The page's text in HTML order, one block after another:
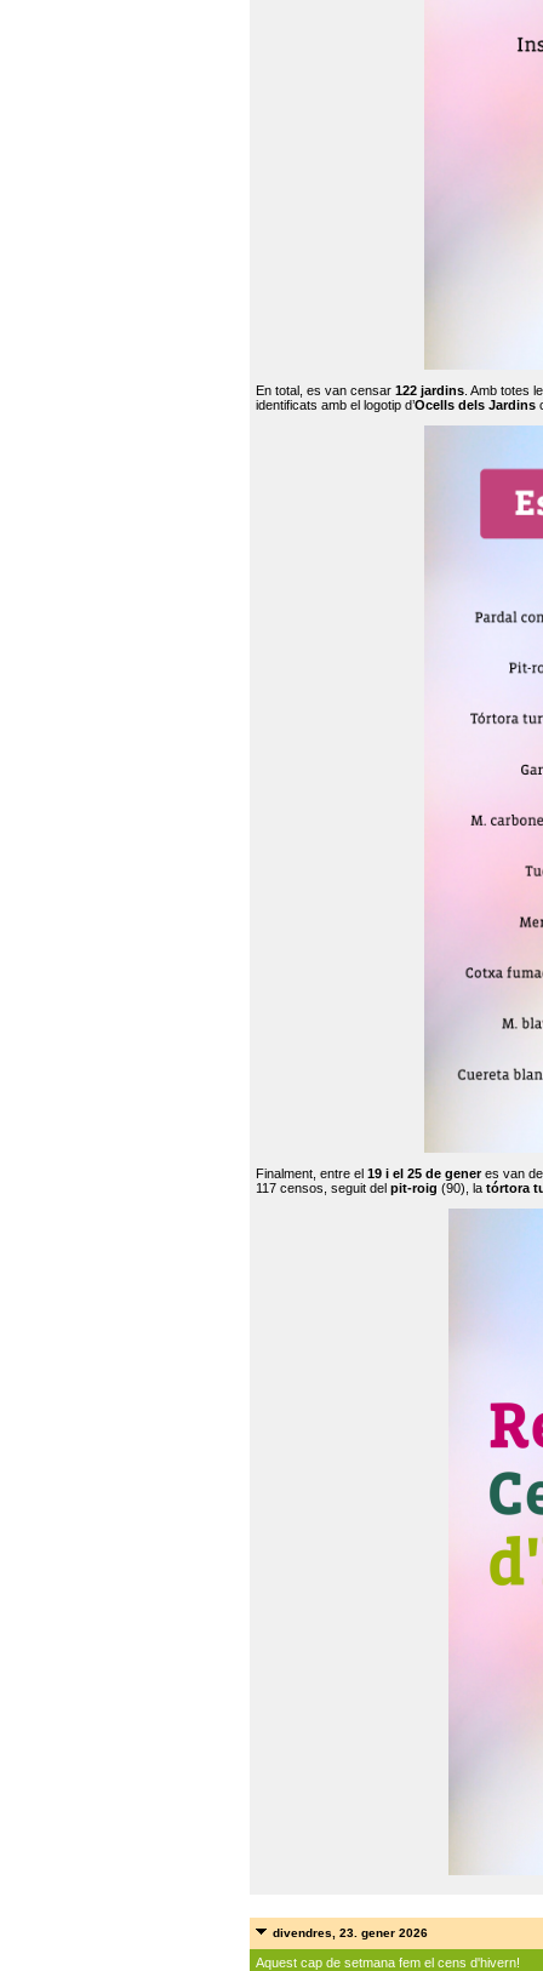
En total, es van censar 122 jardins . Amb totes
identificats amb el logotip d’Ocells dels Jardins
Finalment, entre el 19 i el 25 de generes van
117 censos, seguit del pit-roig (90), la tórtora
divendres, 23. gener 2026
Aquest cap de setmana fem el cens d'hivern!